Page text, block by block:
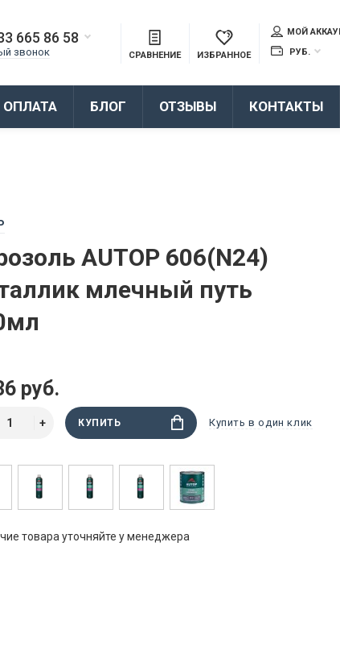
665 86 58
звонок СРАВНЕНИЕ ИЗБРАННОЕ
МОЙ
РУБ.
ОПЛАТА БЛОГ ОТЗЫВЫ КОНТАКТЫ
AUTOP 606(N24)
млечный путь
руб.
КУПИТЬ Купить в один клик
товара уточняйте у менеджера